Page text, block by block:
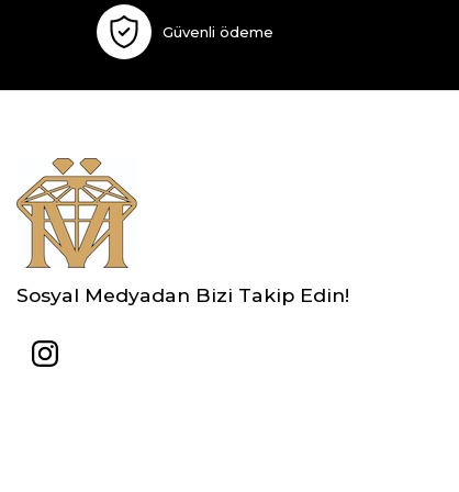
Güvenli ödeme
Sosyal Medyadan Bizi Takip Edin!